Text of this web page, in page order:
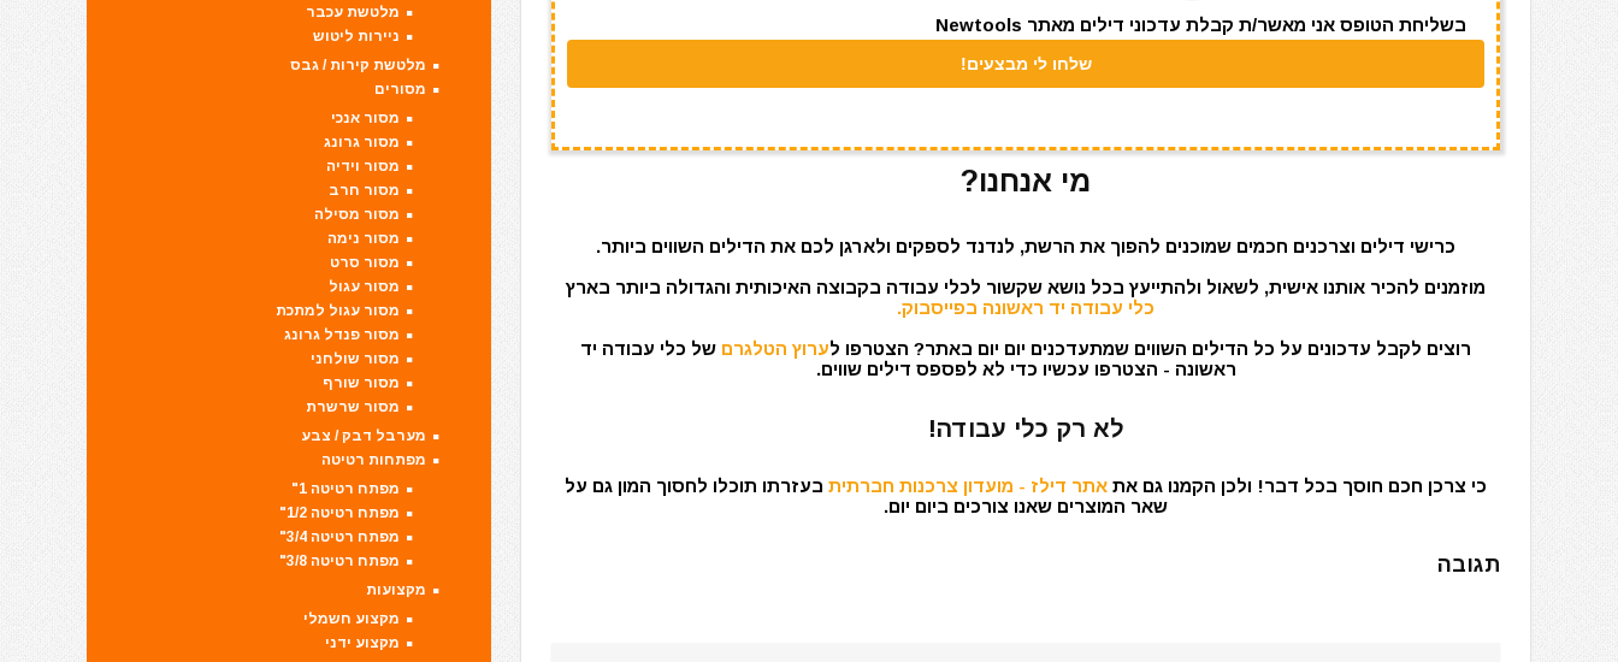
k
בשליחת הטופס אני מאשר/ת קבלת עדכוני דילים מאתר Newtools
מי אנחנו?
כרישי דילים וצרכנים חכמים שמוכנים להפוך את הרשת, לנדנד לספקים ולארגן לכם את הדילים השווים ביותר.
מוזמנים להכיר אותנו אישית, לשאול ולהתייעץ בכל נושא שקשור לכלי עבודה בקבוצה האיכותית והגדולה ביותר בארץ
כלי עבודה יד ראשונה בפייסבוק.
רוצים לקבל עדכונים על כל הדילים השווים שמתעדכנים יום יום באתר? הצטרפו לערוץ הטלגרם של כלי עבודה יד
ראשונה - הצטרפו עכשיו כדי לא לפספס דילים שווים.
לא רק כלי עבודה!
כי צרכן חכם חוסך בכל דבר! ולכן הקמנו גם את אתר דילז - מועדון צרכנות חברתית בעזרתו תוכלו לחסוך המון גם על
שאר המוצרים שאנו צורכים ביום יום.
תגובה
מלטשת עכבר
ניירות ליטוש
מלטשת קירות / גבס
מסורים
מסור אנכי
מסור גרונג
מסור וידיה
מסור חרב
מסור מסילה
מסור נימה
מסור סרט
מסור עגול
מסור עגול למתכת
מסור פנדל גרונג
מסור שולחני
מסור שורף
מסור שרשרת
מערבל דבק / צבע
מפתחות רטיטה
מפתח רטיטה 1"
מפתח רטיטה 1/2"
מפתח רטיטה 3/4"
מפתח רטיטה 3/8"
מקצועות
מקצוע חשמלי
מקצוע ידני